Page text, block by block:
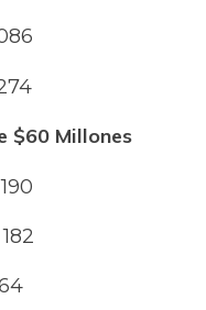
$60 Millones